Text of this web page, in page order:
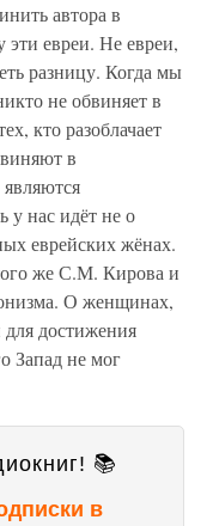
автора в
эти евреи. Не евреи,
разницу. Когда мы
не обвиняет в
кто разоблачает
в
у нас идёт не о
еврейских жёнах.
же С.М. Кирова и
О женщинах,
достижения
Запад не мог
📚
в